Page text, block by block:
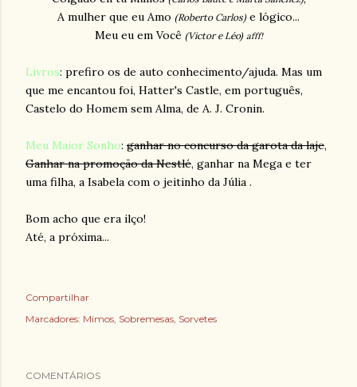
A mulher que eu Amo (Roberto Carlos)e lógico...
Meu eu em Você (Victor e Léo) afff!
Livros: prefiro os de auto conhecimento/ajuda. Mas um
que me encantou foi, Hatter's Castle, em português,
Castelo do Homem sem Alma, de A. J. Cronin.
Meu Maior Sonho: ganhar no concurso da garota da laje,
Ganhar na promoção da Nestlé, ganhar na Mega e ter
uma filha, a Isabela com o jeitinho da Júlia .
Bom acho que era ilço!
Até, a próxima...
Compartilhar
Marcadores: Mimos Sobremesas Sorvetes
COMENTÁRIOS